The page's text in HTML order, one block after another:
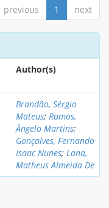
previous 1 next
Author(s)
Brandão, Sérgio
Mateus; Ramos,
Ângelo Martins;
Gonçalves, Fernando
Isaac Nunes; Lana,
Matheus Almeida De